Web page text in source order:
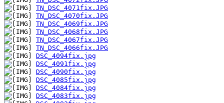
TN_DSC_4071fix.JPG
TN_DSC_4070fix.JPG
TN_DSC_4069fix.JPG
TN_DSC_4068fix.JPG
TN_DSC_4067fix.JPG
TN_DSC_4066fix.JPG
DSC_4094fix.jpg
DSC_4091fix.jpg
DSC_4090fix.jpg
DSC_4085fix.jpg
DSC_4084fix.jpg
DSC_4083fix.jpg